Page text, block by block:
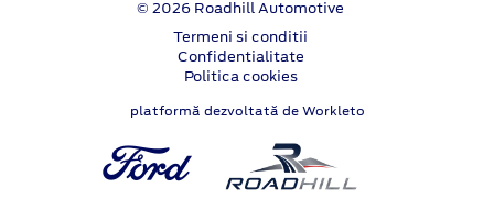
© 2026 Roadhill Automotive
Termeni si conditii
Confidentialitate
Politica cookies
platformă dezvoltată de Workleto